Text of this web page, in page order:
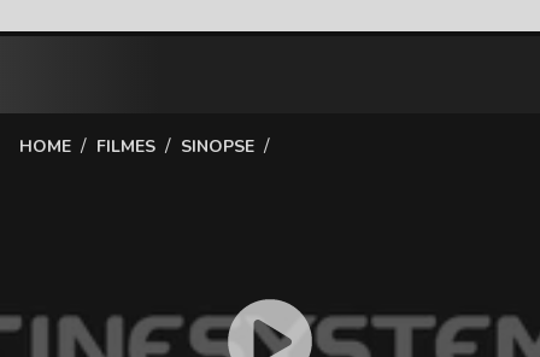
HOME / FILMES / SINOPSE /